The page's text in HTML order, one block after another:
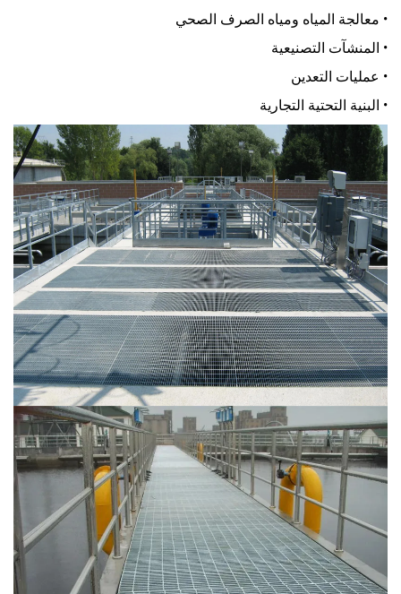
• معالجة المياه ومياه الصرف الصحي
• المنشآت التصنيعية
• عمليات التعدين
• البنية التحتية التجارية